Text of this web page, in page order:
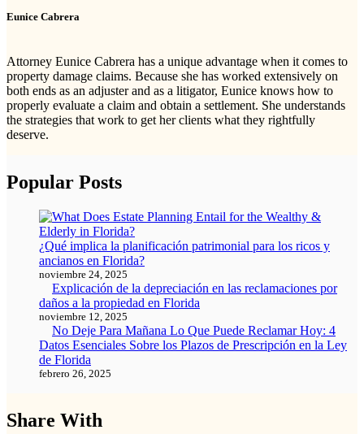
Eunice Cabrera
Attorney Eunice Cabrera has a unique advantage when it comes to
property damage claims. Because she has worked extensively on
both ends as an adjuster and as a litigator, Eunice knows how to
properly evaluate a claim and obtain a settlement. She understands
the strategies that work to get her clients what they rightfully
deserve.
Popular Posts
¿Qué implica la planificación patrimonial para los ricos y
ancianos en Florida?
noviembre 24, 2025
Explicación de la depreciación en las reclamaciones por
daños a la propiedad en Florida
noviembre 12, 2025
No Deje Para Mañana Lo Que Puede Reclamar Hoy: 4
Datos Esenciales Sobre los Plazos de Prescripción en la Ley
de Florida
febrero 26, 2025
Share With